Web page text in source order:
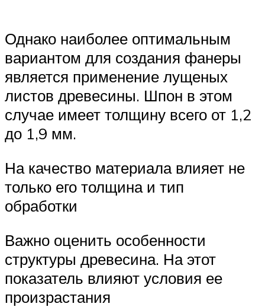
Однако наиболее оптимальным
вариантом для создания фанеры
является применение лущеных
листов древесины. Шпон в этом
случае имеет толщину всего от 1,2
до 1,9 мм.
На качество материала влияет не
только его толщина и тип
обработки
Важно оценить особенности
структуры древесина. На этот
показатель влияют условия ее
произрастания